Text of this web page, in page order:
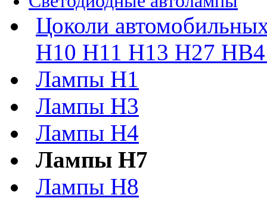
Цоколи
H10 H11 H13 H27
Лампы H1
Лампы H3
Лампы H4
Лампы H7
Лампы H8